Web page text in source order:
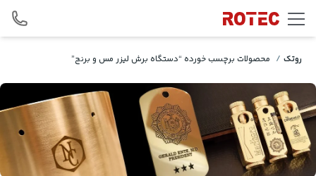
Skip to content
روتک / محصولات برچسب خورده “دستگاه برش لیزر مس و برنج”